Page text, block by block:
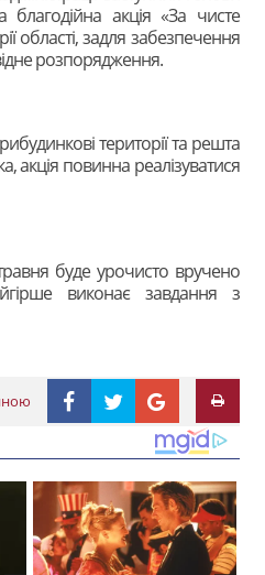
акція «За чисте
області, задля забезпечення
розпорядження.
території та решта
акція повинна реалізуватися
буде урочисто вручено
виконає завдання з